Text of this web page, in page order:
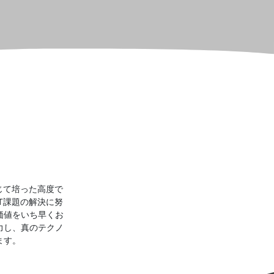
て培った高度で
題の解決に努
値をいち早くお
、真のテクノ
。